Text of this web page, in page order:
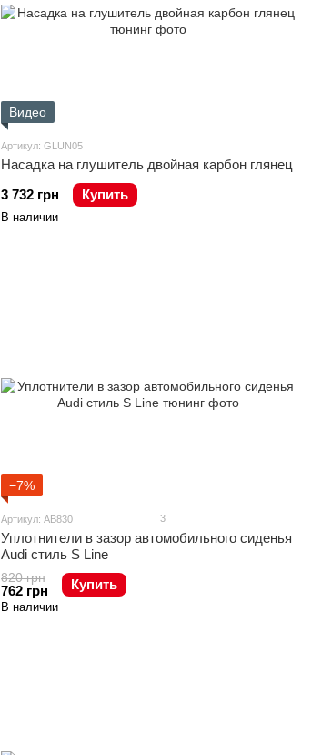
Видео
Артикул: GLUN05
Насадка на глушитель двойная карбон глянец
3 732 грн
Купить
В наличии
−7%
Артикул: AB830 3
Уплотнители в зазор автомобильного сиденья
Audi стиль S Line
820 грн
762 грн Купить
В наличии